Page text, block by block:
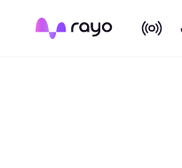
On Air